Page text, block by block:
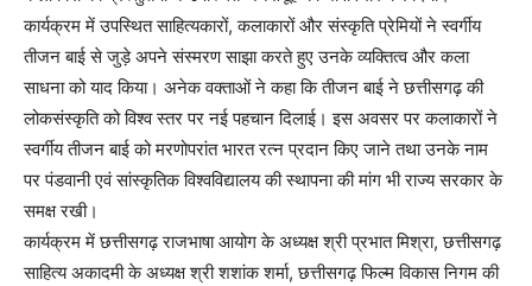
कार्यक्रम में उपस्थित साहित्यकारों, कलाकारों और संस्कृति प्रेमियों ने स्वर्गीय
तीजन बाई से जुड़े अपने संस्मरण साझा करते हुए उनके व्यक्तित्व और कला
साधना को याद किया। अनेक वक्ताओं ने कहा कि तीजन बाई ने छत्तीसगढ़ की
लोकसंस्कृति को विश्व स्तर पर नई पहचान दिलाई। इस अवसर पर कलाकारों ने
स्वर्गीय तीजन बाई को मरणोपरांत भारत रत्न प्रदान किए जाने तथा उनके नाम
पर पंडवानी एवं सांस्कृतिक विश्वविद्यालय की स्थापना की मांग भी राज्य सरकार के
समक्ष रखी।
कार्यक्रम में छत्तीसगढ़ राजभाषा आयोग के अध्यक्ष श्री प्रभात मिश्रा, छत्तीसगढ़
साहित्य अकादमी के अध्यक्ष श्री शशांक शर्मा, छत्तीसगढ़ फिल्म विकास निगम की